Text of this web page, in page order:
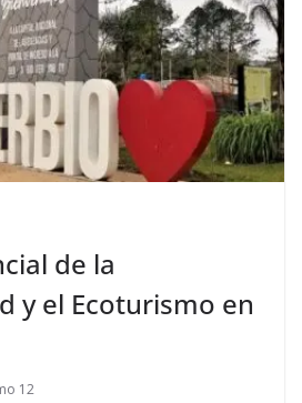
de la
y el Ecoturismo en
12